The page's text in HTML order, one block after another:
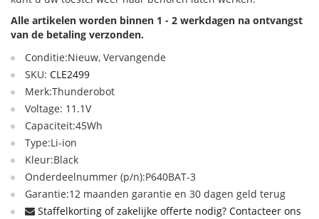
Alle artikelen worden binnen 1 - 2 werkdagen na ontvangst
van de betaling verzonden.
Conditie:Nieuw, Vervangende
SKU: CLE2499
Merk:Thunderobot
Voltage: 11.1V
Capaciteit:45Wh
Type:Li-ion
Kleur:Black
Onderdeelnummer (p/n):P640BAT-3
Garantie:12 maanden garantie en 30 dagen geld terug
Staffelkorting of zakelijke offerte nodig? Contacteer ons